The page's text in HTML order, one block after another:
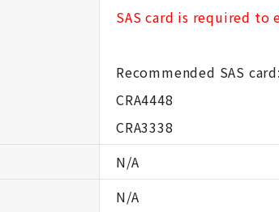
SAS card is required to
Recommended SAS card:
CRA4448
CRA3338
N/A
N/A